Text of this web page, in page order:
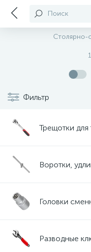
Поиск
Столярно-
Фильтр
Трещотки для
Воротки,
Головки
Разводные